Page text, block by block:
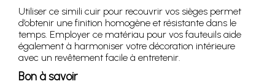
Utiliser ce simili cuir pour recouvrir vos sièges permet
d’obtenir une finition homogène et résistante dans le
temps. Employer ce matériau pour vos fauteuils aide
également à harmoniser votre décoration intérieure
avec un revêtement facile à entretenir.
Bon à savoir